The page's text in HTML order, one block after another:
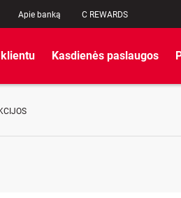
Apie banką C REWARDS
Kasdienės paslaugos